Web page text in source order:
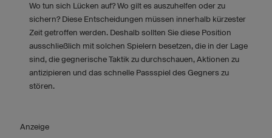
Wo tun sich Lücken auf? Wo gilt es auszuhelfen oder zu
sichern? Diese Entscheidungen müssen innerhalb kürzester
Zeit getroffen werden. Deshalb sollten Sie diese Position
ausschließlich mit solchen Spielern besetzen, die in der Lage
sind, die gegnerische Taktik zu durchschauen, Aktionen zu
antizipieren und das schnelle Passspiel des Gegners zu
stören.
Anzeige